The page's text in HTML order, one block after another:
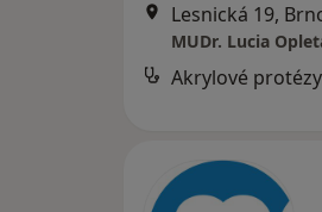
Lesnická 19,
MUDr. Lucia
Akrylové protézy